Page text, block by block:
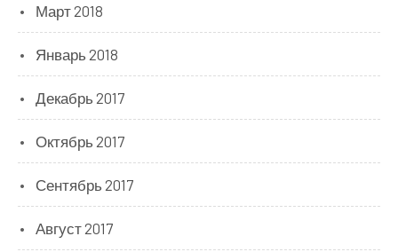
Март 2018
Январь 2018
Декабрь 2017
Октябрь 2017
Сентябрь 2017
Август 2017